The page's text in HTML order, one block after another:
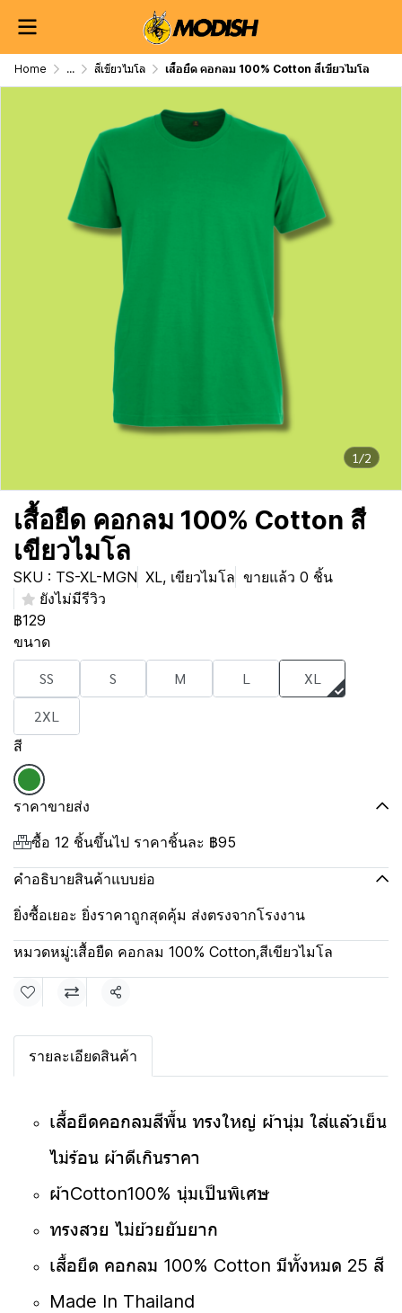
Home ... สีเขียวไมโล เสื้อยืด คอกลม 100% Cotton สีเขียวไมโล
1/2
เสื้อยืด คอกลม 100% Cotton สี
เขียวไมโล
SKU : TS-XL-MGN XL, เขียวไมโล ขายแล้ว 0 ชิ้น
ยังไม่มีรีวิว
฿129
ขนาด
SS S M L
XL
2XL
สี
ราคาขายส่ง
ซื้อ 12 ชิ้นขึ้นไป ราคาชิ้นละ ฿95
คำอธิบายสินค้าแบบย่อ
ยิ่งซื้อเยอะ ยิ่งราคาถูกสุดคุ้ม ส่งตรงจากโรงงาน
หมวดหมู่:เสื้อยืด คอกลม 100% Cotton,สีเขียวไมโล
แชร์
รายละเอียดสินค้า
เสื้อยืดคอกลมสีพื้น ทรงใหญ่ ผ้านุ่ม ใส่แล้วเย็น
ไม่ร้อน ผ้าดีเกินราคา
ผ้าCotton100% นุ่มเป็นพิเศษ
ทรงสวย ไม่ย้วยยับยาก
เสื้อยืด คอกลม 100% Cotton มีทั้งหมด 25 สี
Made In Thailand